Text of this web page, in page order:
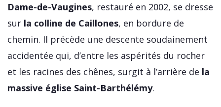
Dame-de-Vaugines, restauré en 2002, se dresse
sur la colline de Caillones, en bordure de
chemin. Il précède une descente soudainement
accidentée qui, d’entre les aspérités du rocher
et les racines des chênes, surgit à l’arrière de la
massive église Saint-Barthélémy.